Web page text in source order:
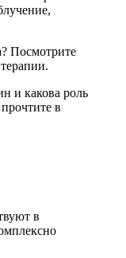
Посмотрите
и какова роль
в
в